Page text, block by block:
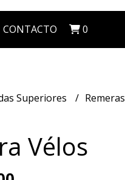
CONTACTO 0
Superiores
Remeras
Vélos